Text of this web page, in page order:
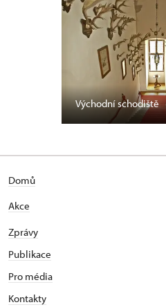
Východní schodiště
Domů
Akce
Zprávy
Publikace
Pro média
Kontakty